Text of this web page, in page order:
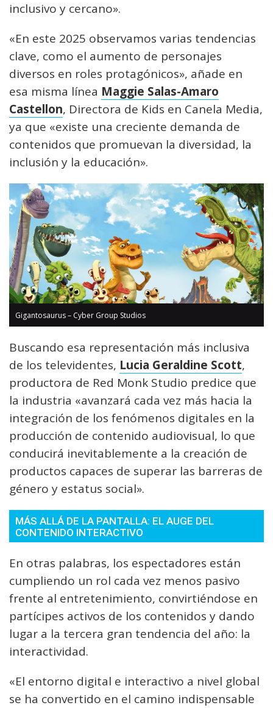
inclusivo y cercano».
«En este 2025 observamos varias tendencias
clave, como el aumento de personajes
diversos en roles protagónicos», añade en
esa misma línea Maggie Salas-Amaro
Castellon, Directora de Kids en Canela Media,
ya que «existe una creciente demanda de
contenidos que promuevan la diversidad, la
inclusión y la educación».
Gigantosaurus – Cyber Group Studios
Buscando esa representación más inclusiva
de los televidentes, Lucia Geraldine Scott,
productora de Red Monk Studio predice que
la industria «avanzará cada vez más hacia la
integración de los fenómenos digitales en la
producción de contenido audiovisual, lo que
conducirá inevitablemente a la creación de
productos capaces de superar las barreras de
género y estatus social».
MÁS ALLÁ DE LA PANTALLA: EL AUGE DEL
CONTENIDO INTERACTIVO
En otras palabras, los espectadores están
cumpliendo un rol cada vez menos pasivo
frente al entretenimiento, convirtiéndose en
partícipes activos de los contenidos y dando
lugar a la tercera gran tendencia del año: la
interactividad.
«El entorno digital e interactivo a nivel global
se ha convertido en el camino indispensable